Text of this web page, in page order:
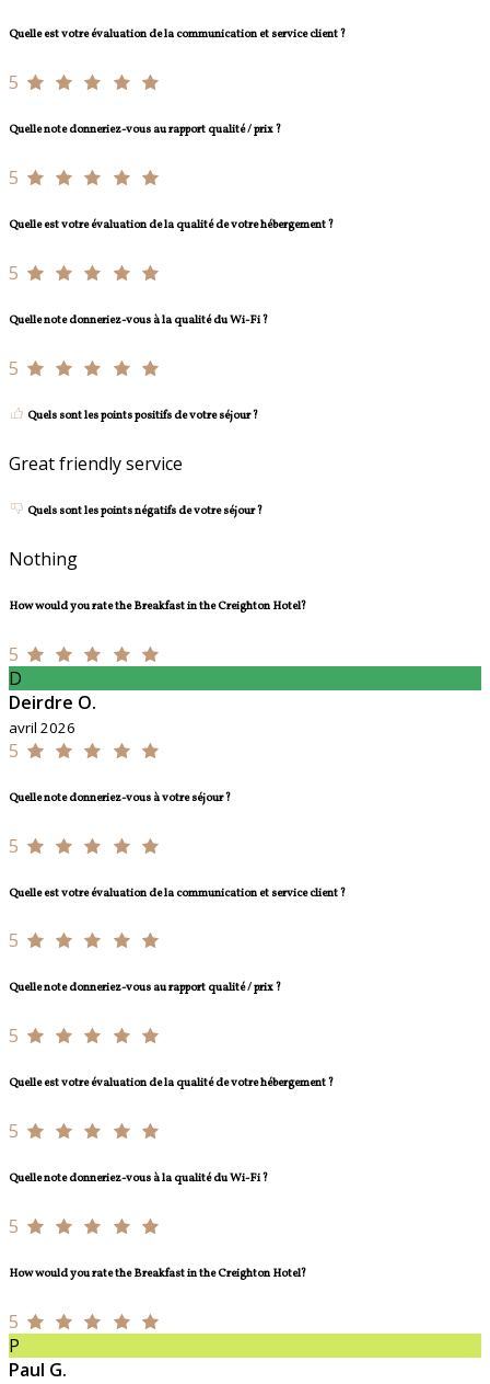
Quelle est votre évaluation de la communication et service client ?
5
Quelle note donneriez-vous au rapport qualité / prix ?
5
Quelle est votre évaluation de la qualité de votre hébergement ?
5
Quelle note donneriez-vous à la qualité du Wi-Fi ?
5
Quels sont les points positifs de votre séjour ?
Great friendly service
Quels sont les points négatifs de votre séjour ?
Nothing
How would you rate the Breakfast in the Creighton Hotel?
5
D
Deirdre O.
avril 2026
5
Quelle note donneriez-vous à votre séjour ?
5
Quelle est votre évaluation de la communication et service client ?
5
Quelle note donneriez-vous au rapport qualité / prix ?
5
Quelle est votre évaluation de la qualité de votre hébergement ?
5
Quelle note donneriez-vous à la qualité du Wi-Fi ?
5
How would you rate the Breakfast in the Creighton Hotel?
5
P
Paul G.